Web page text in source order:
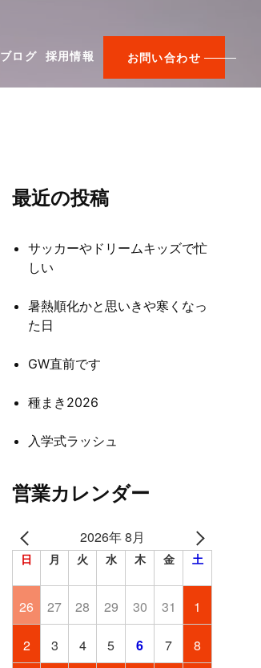
ブログ 採用情報 お問い合わせ
最近の投稿
サッカーやドリームキッズで忙
しい
暑熱順化かと思いきや寒くなっ
た日
GW直前です
種まき2026
入学式ラッシュ
営業カレンダー
2026年 8月
日 月 火 水 木 金 土
26 27 28 29 30 31 1
2 3 4 5 6 7 8